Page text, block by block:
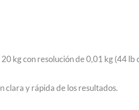
kg con resolución de 0,01 kg (44 lb
clara y rápida de los resultados.